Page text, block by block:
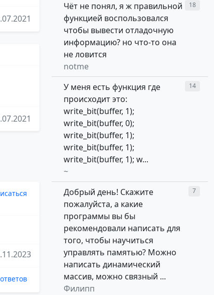
Чёт не понял, я ж правильной
функцией воспользовался
чтобы вывести отладочную
информацию? но что-то она
не ловится
notme
18
У меня есть функция где
происходит это:
write_bit(buffer, 1);
write_bit(buffer, 0);
write_bit(buffer, 1);
write_bit(buffer, 1);
write_bit(buffer, 1); w...
~
14
Добрый день! Скажите
пожалуйста, а какие
программы вы бы
рекомендовали написать для
того, чтобы научиться
управлять памятью? Можно
написать динамический
массив, можно связный ...
Филипп
7